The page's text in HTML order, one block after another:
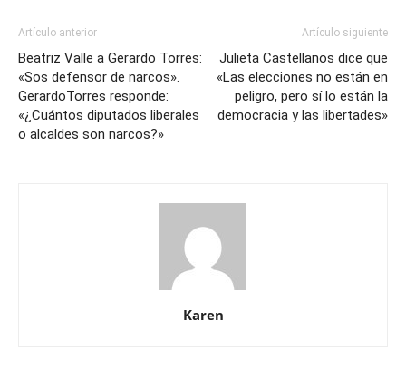
Artículo anterior
Beatriz Valle a Gerardo Torres:
«Sos defensor de narcos».
GerardoTorres responde:
«¿Cuántos diputados liberales
o alcaldes son narcos?»
Artículo siguiente
Julieta Castellanos dice que
«Las elecciones no están en
peligro, pero sí lo están la
democracia y las libertades»
Karen